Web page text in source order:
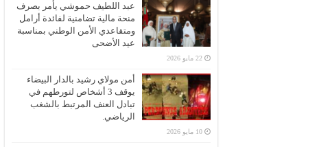
عبد اللطيف حموشي يأمر بصرف
منحة مالية تضامنية لفائدة أرامل
ومتقاعدي الأمن الوطني بمناسبة
عيد الأضحى
22 مايو 2026
أمن مولاي رشيد بالدار البيضاء
يوقف 3 أشخاص لتورطهم في
تبادل العنف المرتبط بالشغب
الرياضي.
10 مايو 2026